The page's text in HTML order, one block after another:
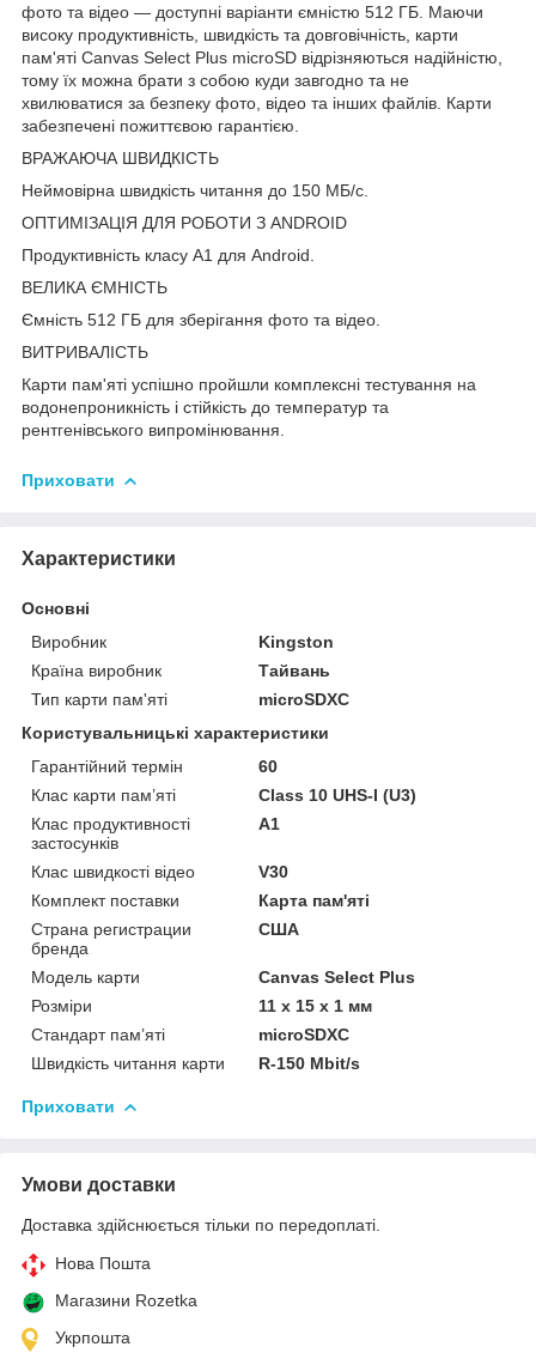
фото та відео — доступні варіанти ємністю 512 ГБ. Маючи
високу продуктивність, швидкість та довговічність, карти
пам'яті Canvas Select Plus microSD відрізняються надійністю,
тому їх можна брати з собою куди завгодно та не
хвилюватися за безпеку фото, відео та інших файлів. Карти
забезпечені пожиттєвою гарантією.
ВРАЖАЮЧА ШВИДКІСТЬ
Неймовірна швидкість читання до 150 МБ/с.
ОПТИМІЗАЦІЯ ДЛЯ РОБОТИ З ANDROID
Продуктивність класу A1 для Android.
ВЕЛИКА ЄМНІСТЬ
Ємність 512 ГБ для зберігання фото та відео.
ВИТРИВАЛІСТЬ
Карти пам'яті успішно пройшли комплексні тестування на
водонепроникність і стійкість до температур та
рентгенівського випромінювання.
Приховати
Характеристики
Основні
Виробник
Kingston
Країна виробник
Тайвань
Тип карти пам'яті
microSDXC
Користувальницькі характеристики
Гарантійний термін
60
Клас карти пам’яті
Class 10 UHS-I (U3)
Клас продуктивності
застосунків
A1
Клас швидкості відео
V30
Комплект поставки
Карта пам'яті
Страна регистрации
бренда
США
Модель карти
Canvas Select Plus
Розміри
11 x 15 x 1 мм
Стандарт пам’яті
microSDXC
Швидкість читання карти
R-150 Mbit/s
Приховати
Умови доставки
Доставка здійснюється тільки по передоплаті.
Нова Пошта
Магазини Rozetka
Укрпошта